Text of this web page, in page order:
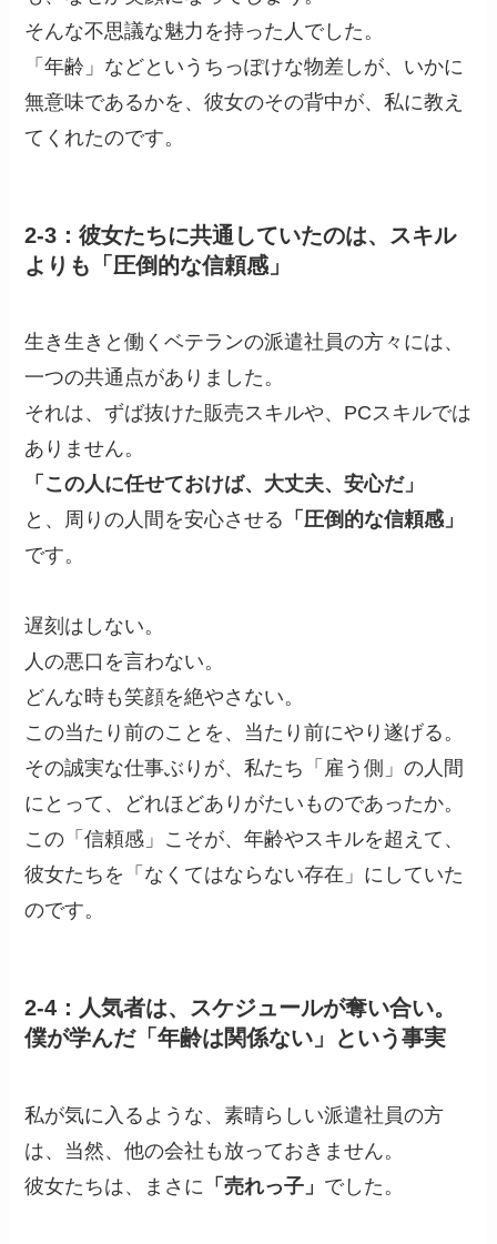
そんな不思議な魅力を持った人でした。
「年齢」などというちっぽけな物差しが、いかに
無意味であるかを、彼女のその背中が、私に教え
てくれたのです。
2-3：彼女たちに共通していたのは、スキル
よりも「圧倒的な信頼感」
生き生きと働くベテランの派遣社員の方々には、
一つの共通点がありました。
それは、ずば抜けた販売スキルや、PCスキルでは
ありません。
「この人に任せておけば、大丈夫、安心だ」
と、周りの人間を安心させる 「圧倒的な信頼感」
です。
遅刻はしない。
人の悪口を言わない。
どんな時も笑顔を絶やさない。
この当たり前のことを、当たり前にやり遂げる。
その誠実な仕事ぶりが、私たち「雇う側」の人間
にとって、どれほどありがたいものであったか。
この「信頼感」こそが、年齢やスキルを超えて、
彼女たちを「なくてはならない存在」にしていた
のです。
2-4：人気者は、スケジュールが奪い合い。
僕が学んだ「年齢は関係ない」という事実
私が気に入るような、素晴らしい派遣社員の方
は、当然、他の会社も放っておきません。
彼女たちは、まさに 「売れっ子」 でした。